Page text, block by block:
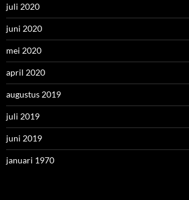
juli 2020
juni 2020
mei 2020
april 2020
augustus 2019
juli 2019
juni 2019
januari 1970